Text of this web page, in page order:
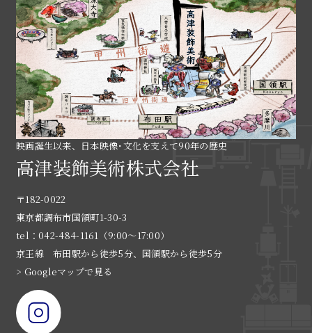
映画誕生以来、日本映像･文化を支えて90年の歴史
高津装飾美術株式会社
〒182-0022
東京都調布市国領町1-30-3
tel：042-484-1161（9:00〜17:00）
京王線 布田駅から徒歩5分、国領駅から徒歩5分
> Googleマップで見る